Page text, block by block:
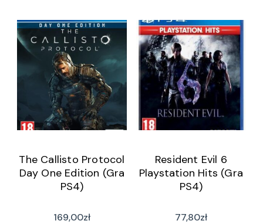
The Callisto Protocol
Day One Edition (Gra
PS4)
169,00zł
Resident Evil 6
Playstation Hits (Gra
PS4)
77,80zł